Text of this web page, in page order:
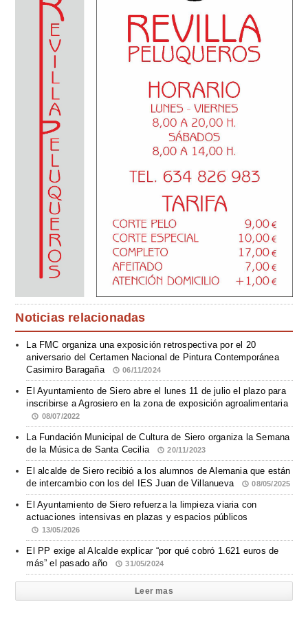
Noticias relacionadas
La FMC organiza una exposición retrospectiva por el 20
aniversario del Certamen Nacional de Pintura Contemporánea
Casimiro Baragaña
06/11/2024
El Ayuntamiento de Siero abre el lunes 11 de julio el plazo para
inscribirse a Agrosiero en la zona de exposición agroalimentaria
08/07/2022
La Fundación Municipal de Cultura de Siero organiza la Semana
de la Música de Santa Cecilia
20/11/2023
El alcalde de Siero recibió a los alumnos de Alemania que están
de intercambio con los del IES Juan de Villanueva
08/05/2025
El Ayuntamiento de Siero refuerza la limpieza viaria con
actuaciones intensivas en plazas y espacios públicos
13/05/2026
El PP exige al Alcalde explicar “por qué cobró 1.621 euros de
más” el pasado año
31/05/2024
Leer mas